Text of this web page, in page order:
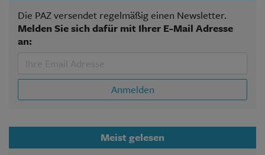
Die PAZ versendet regelmäßig einen Newsletter.
Melden Sie sich dafür mit Ihrer E-Mail Adresse
an:
Anmelden
Meist gelesen